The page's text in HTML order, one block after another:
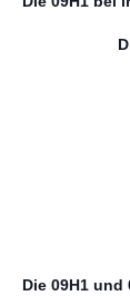
Die 09H1 und